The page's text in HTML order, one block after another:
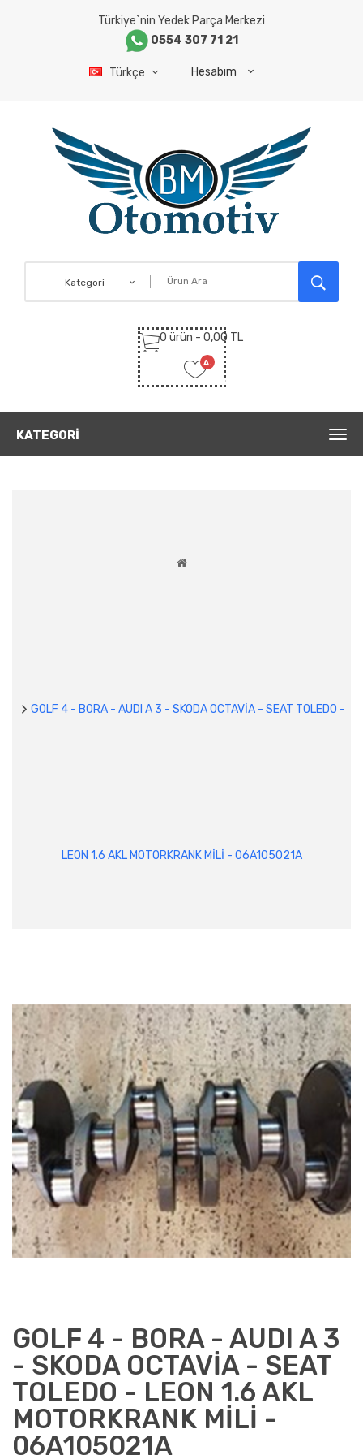
Türkiye`nin Yedek Parça Merkezi
0554 307 71 21
Türkçe Hesabım
Kategori
0 ürün - 0,00 TL
A.
Listem
KATEGORI
GOLF 4 - BORA - AUDI A 3 - SKODA OCTAVİA - SEAT TOLEDO -
LEON 1.6 AKL MOTORKRANK MİLİ - 06A105021A
GOLF 4 - BORA - AUDI A 3
- SKODA OCTAVİA - SEAT
TOLEDO - LEON 1.6 AKL
MOTORKRANK MİLİ -
06A105021A